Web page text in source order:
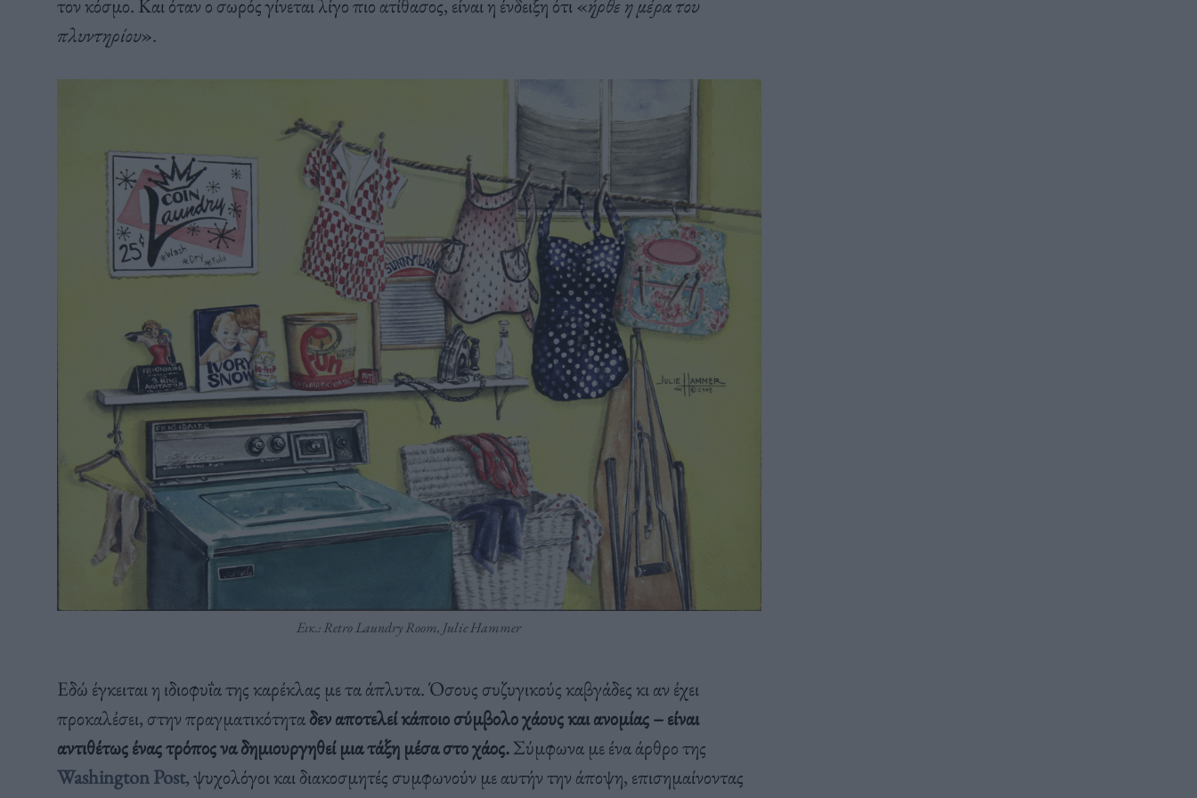
τον κόσμο. Και όταν ο σωρός γίνεται λίγο πιο ατίθασος, είναι η ένδειξη ότι «ήρθε η μέρα του
πλυντηρίου».
Εικ.: Retro Laundry Room, Julie Hammer
Εδώ έγκειται η ιδιοφυΐα της καρέκλας με τα άπλυτα. Όσους συζυγικούς καβγάδες κι αν έχει
προκαλέσει, στην πραγματικότηταδεν αποτελεί κάποιο σύμβολο χάους και ανομίας – είναι
αντιθέτως ένας τρόπος να δημιουργηθεί μια τάξη μέσα στο χάος.Σύμφωνα με ένα άρθρο της
WashingtonPost, ψυχολόγοι και διακοσμητές συμφωνούν με αυτήν την άποψη, επισημαίνοντας